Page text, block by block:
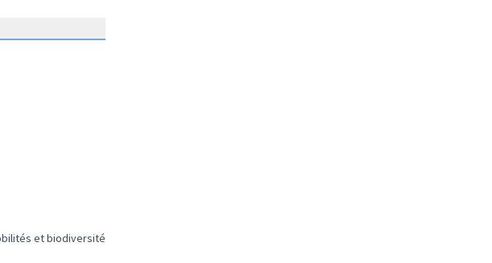
la catégorie : Espace urbain, mobilités et biodiversité
et biodiversité